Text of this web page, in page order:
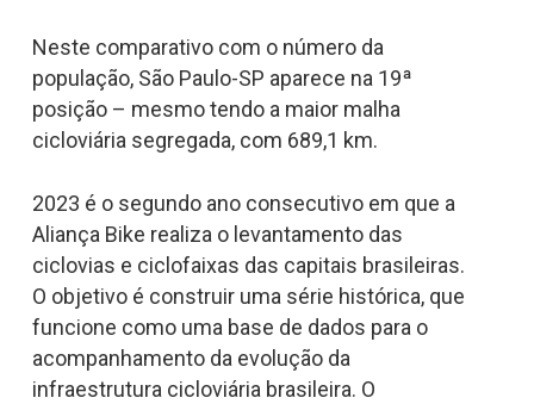
Neste comparativo com o número da
população, São Paulo-SP aparece na 19ª
posição – mesmo tendo a maior malha
cicloviária segregada, com 689,1 km.
2023 é o segundo ano consecutivo em que a
Aliança Bike realiza o levantamento das
ciclovias e ciclofaixas das capitais brasileiras.
O objetivo é construir uma série histórica, que
funcione como uma base de dados para o
acompanhamento da evolução da
infraestrutura cicloviária brasileira. O